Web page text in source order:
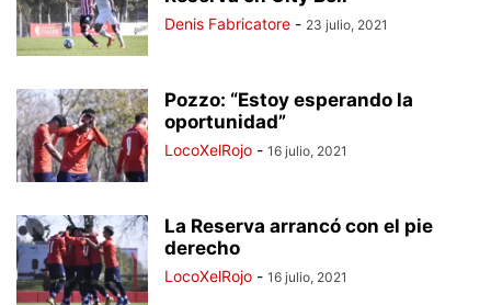
Denis Fabricatore - 23 julio, 2021
Pozzo: “Estoy esperando la
oportunidad”
LocoXelRojo - 16 julio, 2021
La Reserva arrancó con el pie
derecho
LocoXelRojo - 16 julio, 2021